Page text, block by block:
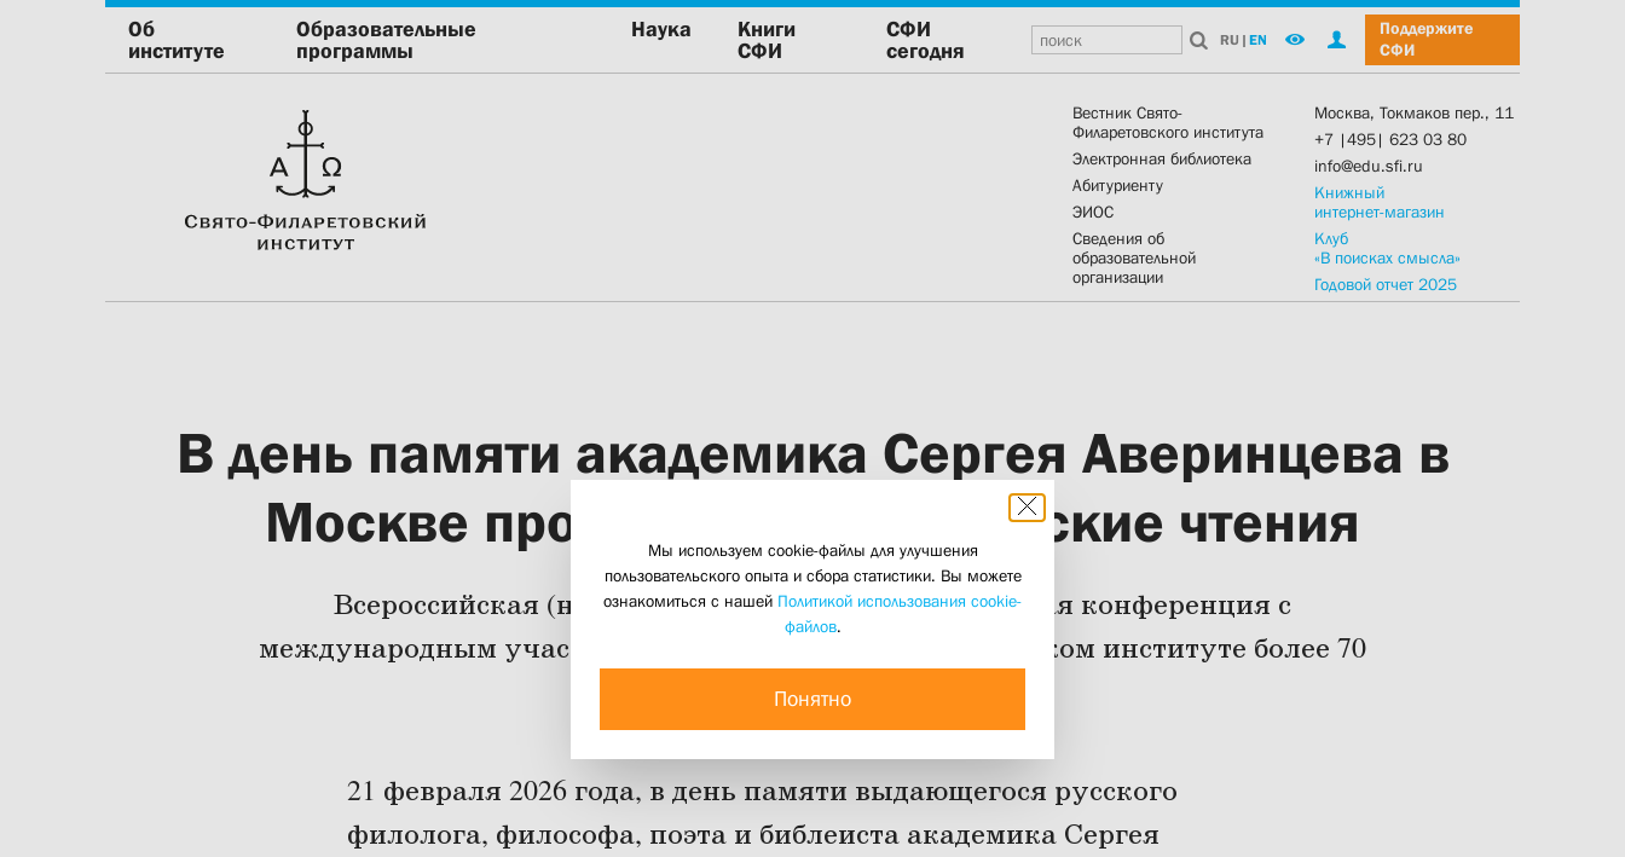
Об
институте
Образовательные
программы
Наука
Книги
СФИ
СФИ
сегодня
RU | EN
Поддержите
СФИ
Вестник Свято-
Филаретовского института
Электронная библиотека
Абитуриенту
ЭИОС
Сведения об
образовательной
организации
Москва, Токмаков пер., 11
+7 |495| 623 03 80
info@edu.sfi.ru
Книжный
интернет-магазин
Клуб
«В поисках смысла»
Годовой отчет 2025
В день памяти академика Сергея Аверинцева в
Москве прошли XXXII Сретенские чтения
Всероссийская (национальная) научно-богословская конференция с
международным участием собрала в Свято-Филаретовском институте более 70
докладчиков
25 февраля 2026
21 февраля 2026 года, в день памяти выдающегося русского
филолога, философа, поэта и библеиста академика Сергея
Мы используем cookie-файлы для улучшения
пользовательского опыта и сбора статистики. Вы можете
ознакомиться с нашей Политикой использования cookie-
файлов.
Понятно